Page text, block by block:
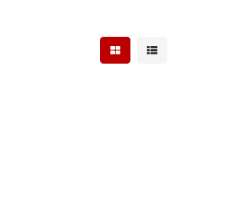
Mostrar resultados em
Mostrar